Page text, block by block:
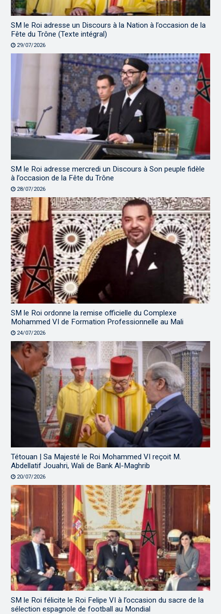
SM le Roi adresse un Discours à la Nation à l’occasion de la
Fête du Trône (Texte intégral)
29/07/2026
SM le Roi adresse mercredi un Discours à Son peuple fidèle
à l’occasion de la Fête du Trône
28/07/2026
SM le Roi ordonne la remise officielle du Complexe
Mohammed VI de Formation Professionnelle au Mali
24/07/2026
Tétouan | Sa Majesté le Roi Mohammed VI reçoit M.
Abdellatif Jouahri, Wali de Bank Al-Maghrib
20/07/2026
SM le Roi félicite le Roi Felipe VI à l’occasion du sacre de la
sélection espagnole de football au Mondial